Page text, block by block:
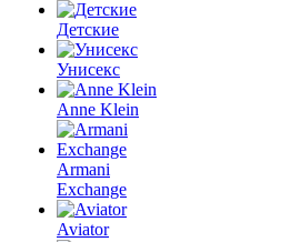
Детские
Унисекс
Anne Klein
Armani
Exchange
Aviator